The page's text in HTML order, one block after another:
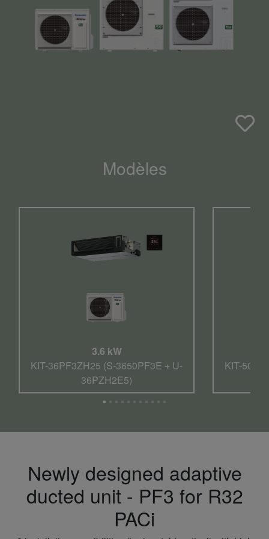
Modèles
3.6 kW
KIT-36PF3ZH25 (S-3650PF3E + U-
36PZH2E5)
KIT-
Newly designed adaptive
ducted unit - PF3 for R32
PACi